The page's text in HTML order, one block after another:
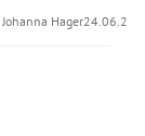
Johanna Hager